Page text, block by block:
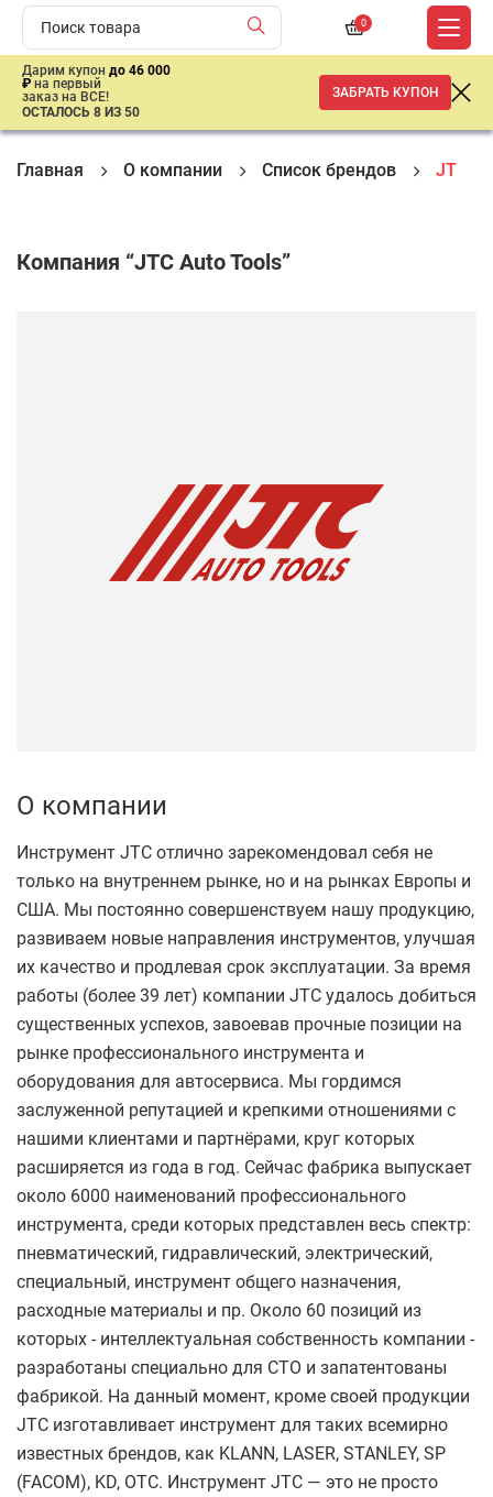
0
Дарим купон до 46 000
₽ на первый
заказ на ВСЕ!
ОСТАЛОСЬ 8 ИЗ 50
ЗАБРАТЬ КУПОН
Главная О компании Список брендов JTC
Компания “JTC Auto Tools”
О компании
Инструмент JTC отлично зарекомендовал себя не
только на внутреннем рынке, но и на рынках Европы и
США. Мы постоянно совершенствуем нашу продукцию,
развиваем новые направления инструментов, улучшая
их качество и продлевая срок эксплуатации. За время
работы (более 39 лет) компании JTC удалось добиться
существенных успехов, завоевав прочные позиции на
рынке профессионального инструмента и
оборудования для автосервиса. Мы гордимся
заслуженной репутацией и крепкими отношениями с
нашими клиентами и партнёрами, круг которых
расширяется из года в год. Сейчас фабрика выпускает
около 6000 наименований профессионального
инструмента, среди которых представлен весь спектр:
пневматический, гидравлический, электрический,
специальный, инструмент общего назначения,
расходные материалы и пр. Около 60 позиций из
которых - интеллектуальная собственность компании -
разработаны специально для СТО и запатентованы
фабрикой. На данный момент, кроме своей продукции
JTC изготавливает инструмент для таких всемирно
известных брендов, как KLANN, LASER, STANLEY, SP
(FACOM), KD, OTC. Инструмент JTC — это не просто